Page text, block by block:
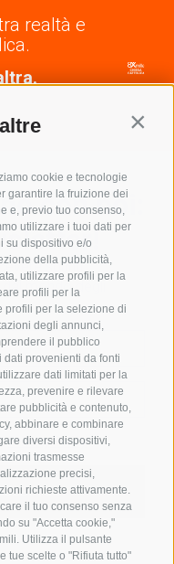
cookie e tecnologie
garantire la fruizione dei
e, previo tuo consenso,
utilizzare i tuoi dati per
su dispositivo e/o
della pubblicità,
utilizzare profili per la
profili per la
profili per la selezione di
degli annunci,
il pubblico
provenienti da fonti
dati limitati per la
prevenire e rilevare
pubblicità e contenuto,
abbinare e combinare
diversi dispositivi,
trasmesse
precisi,
richieste attivamente.
il tuo consenso senza
su "Accetta cookie,"
Utilizza il pulsante
tue scelte o "Rifiuta tutto"
realtà e
con noi:
spunti
mondo degli
Privacy Policy